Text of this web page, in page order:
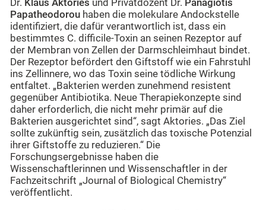
Dr. Klaus Aktories und Privatdozent Dr. Panagiotis
Papatheodorou haben die molekulare Andockstelle
identifiziert, die dafür verantwortlich ist, dass ein
bestimmtes C. difficile-Toxin an seinen Rezeptor auf
der Membran von Zellen der Darmschleimhaut bindet.
Der Rezeptor befördert den Giftstoff wie ein Fahrstuhl
ins Zellinnere, wo das Toxin seine tödliche Wirkung
entfaltet. „Bakterien werden zunehmend resistent
gegenüber Antibiotika. Neue Therapiekonzepte sind
daher erforderlich, die nicht mehr primär auf die
Bakterien ausgerichtet sind“, sagt Aktories. „Das Ziel
sollte zukünftig sein, zusätzlich das toxische Potenzial
ihrer Giftstoffe zu reduzieren.“ Die
Forschungsergebnisse haben die
Wissenschaftlerinnen und Wissenschaftler in der
Fachzeitschrift „Journal of Biological Chemistry“
veröffentlicht.